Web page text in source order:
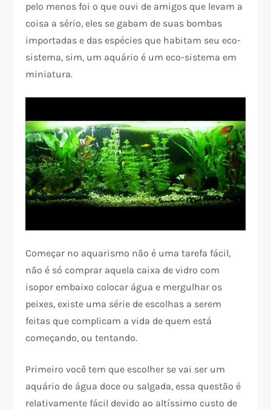
pelo menos foi o que ouvi de amigos que levam a
coisa a sério, eles se gabam de suas bombas
importadas e das espécies que habitam seu eco-
sistema, sim, um aquário é um eco-sistema em
miniatura.
Começar no aquarismo não é uma tarefa fácil,
não é só comprar aquela caixa de vidro com
isopor embaixo colocar água e mergulhar os
peixes, existe uma série de escolhas a serem
feitas que complicam a vida de quem está
começando, ou tentando.
Primeiro você tem que escolher se vai ser um
aquário de água doce ou salgada, essa questão é
relativamente fácil devido ao altíssimo custo de